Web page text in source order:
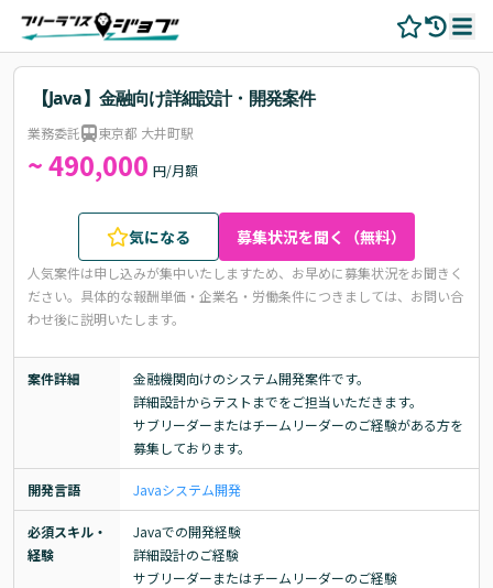
【Java】金融向け詳細設計・開発案件
業務委託 東京都 大井町駅
~ 490,000 円/月額
気になる 募集状況を聞く（無料）
人気案件は申し込みが集中いたしますため、お早めに募集状況をお聞きく
ださい。 具体的な報酬単価・企業名・労働条件につきましては、お問い合
わせ後に説明いたします。
案件詳細
金融機関向けのシステム開発案件です。
詳細設計からテストまでをご担当いただきます。
サブリーダーまたはチームリーダーのご経験がある方を
募集しております。
開発言語 Javaシステム開発
必須スキル・
経験
Javaでの開発経験
詳細設計のご経験
サブリーダーまたはチームリーダーのご経験